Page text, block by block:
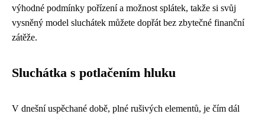
výhodné podmínky pořízení a možnost splátek, takže si svůj
vysněný model sluchátek můžete dopřát bez zbytečné finanční
zátěže.
Sluchátka s potlačením hluku
V dnešní uspěchané době, plné rušivých elementů, je čím dál